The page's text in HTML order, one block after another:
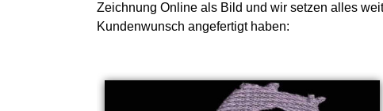
Zeichnung Online als Bild und wir setzen alles
Kundenwunsch angefertigt haben: